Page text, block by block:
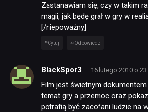
Zastanawiam się, czy w takim
magii, jak będę grał w gry w
[/niepoważny]
Cytuj Odpowiedz
BlackSpor3 16 lutego 2010 o
Film jest świetnym
temat gry a przemoc oraz
potrafią być zacofani ludzie na